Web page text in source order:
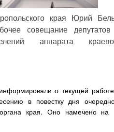
края Юрий
совещание
аппарата
о текущей
в повестку дня
органа края. Оно намечено на